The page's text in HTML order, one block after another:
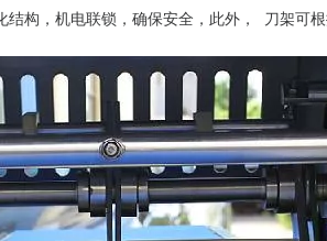
结构，机电联锁，确保安全，此外， 刀架可